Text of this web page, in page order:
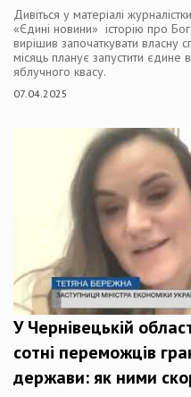
Дивіться у матеріалі
«Єдині новини» історію про
вирішив започаткувати власну
місяць планує запустити
яблучного квасу.
07.04.2025
У Чернівецькій
сотні переможців
держави: як ними